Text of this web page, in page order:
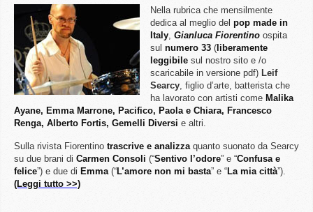
Nella rubrica che mensilmente
dedica al meglio del pop made in
Italy, Gianluca Fiorentino ospita
sul numero 33 ( liberamente
leggibile sul nostro sito e /o
scaricabile in versione pdf) Leif
Searcy, figlio d’arte, batterista che
ha lavorato con artisti come Malika
Ayane, Emma Marrone, Pacifico, Paola e Chiara, Francesco
Renga, Alberto Fortis, Gemelli Diversi e altri.
Sulla rivista Fiorentino trascrive e analizzaquanto suonato da Searcy
su due brani di Carmen Consoli (“Sentivo l’odore” e “Confusa e
felice”) e due di Emma(“L’amore non mi basta” e “La mia città”).
(Leggi tutto >>)